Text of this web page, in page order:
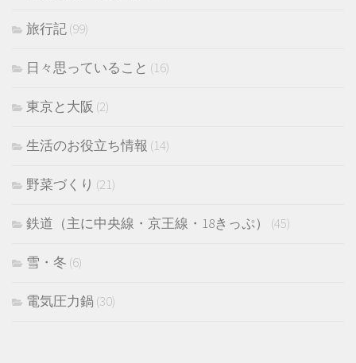
旅行記(99)
日々思っていること (16)
東京と大阪 (2)
生活のお役立ち情報 (14)
野菜づくり (21)
鉄道（主に中央線・京王線・18きっぷ） (45)
雪・冬 (6)
電気圧力鍋 (30)